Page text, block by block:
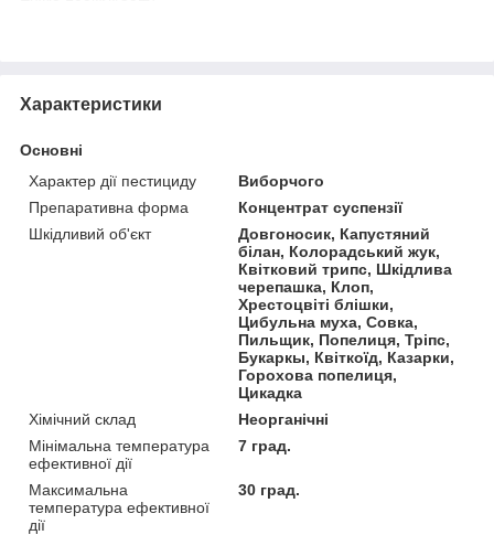
Характеристики
Основні
Характер дії пестициду
Виборчого
Препаративна форма
Концентрат суспензії
Шкідливий об'єкт
Довгоносик, Капустяний
білан, Колорадський жук,
Квітковий трипс, Шкідлива
черепашка, Клоп,
Хрестоцвіті блішки,
Цибульна муха, Совка,
Пильщик, Попелиця, Тріпс,
Букаркы, Квіткоїд, Казарки,
Горохова попелиця,
Цикадка
Хімічний склад
Неорганічні
Мінімальна температура
ефективної дії
7 град.
Максимальна
температура ефективної
дії
30 град.